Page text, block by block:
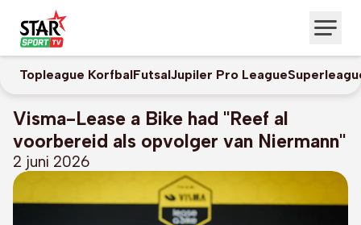
Topleague KorfbalFutsalJupiler Pro League
Visma-Lease a Bike had "Reef al
voorbereid als opvolger van Niermann"
2 juni 2026